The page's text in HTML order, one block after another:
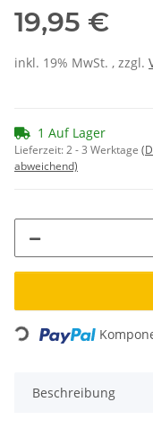
19,95 €
inkl. 19% MwSt. , zzgl.
1 Auf Lager
Lieferzeit:2 - 3 Werktage
abweichend)
Loading...
Beschreibung